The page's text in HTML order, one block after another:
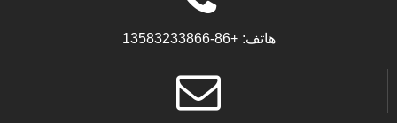
هاتف: +86-13583233866